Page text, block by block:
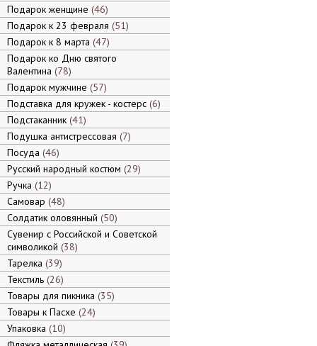
Подарок женщине 46
Подарок к 23 февраля 51
Подарок к 8 марта 47
Подарок ко Дню святого
Валентина 78
Подарок мужчине 57
Подставка для кружек - костерс 6
Подстаканник 41
Подушка антистрессовая 7
Посуда 46
Русский народный костюм 29
Ручка 12
Самовар 48
Солдатик оловянный 50
Сувенир с Российской и Советской
символикой 38
Тарелка 39
Текстиль 26
Товары для пикника 35
Товары к Пасхе 24
Упаковка 10